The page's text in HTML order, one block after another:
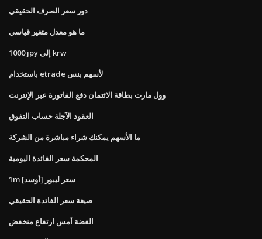
دور سعر الصرف الحقيقي
ما هو معدل متغير قياسي
1000 jpy إلى krw
باستخدام etrade لأسهم بنس
وول مارت بطاقة الائتمان دفع الفاتورة عبر الإنترنت
العقود الآجلة حساب التفوق
ما الأسهم يمكنك شراء مباشرة من الشركة
المحكمة سعر الفائدة اليومية
1m سعر ليبور [أوسد]
صيغة سعر الفائدة الحقيقي
الفضة أمس ارتفاع منخفض